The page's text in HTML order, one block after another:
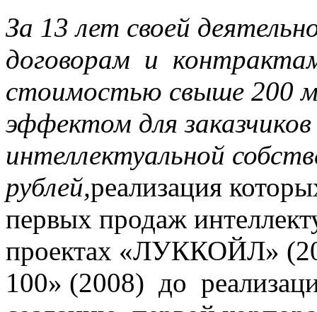
За 13 лет своей
договорам и
стоимостью свыше 200
эффектом для
интеллектуальной
рублей,реализация
первых продаж
проектах «ЛУККОЙЛ»
100» (2008) до